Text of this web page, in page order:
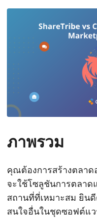
ภาพรวม
คุณต้องการสร้างตลา
จะใช้โซลูชันการตลา
สถานที่ที่เหมาะสม ยิน
สนใจอื่นในชุดซอฟต์แ